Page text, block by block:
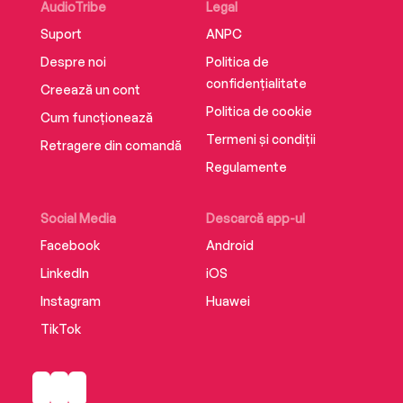
AudioTribe
Suport
Despre noi
Creează un cont
Cum funcționează
Retragere din comandă
Social Media
Facebook
LinkedIn
Instagram
TikTok
Descarcă app-ul
Android
iOS
Huawei
Legal
ANPC
Politica de
confidențialitate
Politica de cookie
Termeni și condiții
Regulamente